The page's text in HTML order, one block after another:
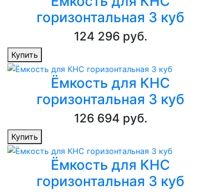
горизонтальная 3 куб
124 296 руб.
Купить
Ёмкость для КНС
горизонтальная 3 куб
126 694 руб.
Купить
Ёмкость для КНС
горизонтальная 3 куб